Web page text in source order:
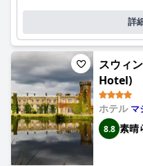
い6コースのテイスティング
セレクションが、気配りが
雰囲気の中で提供される、
す。
ソーンベリー城の客室もま
ユニークな時代の特徴と、天
に装飾されているとよく言わ
各スイートは、王室の雰囲気
に残る滞在に貢献します。敷
と細部へのこだわり、そして
な雰囲気をさらに高めます。
詳
スウィ
Hotel)
ホテル マ
8.8 素晴